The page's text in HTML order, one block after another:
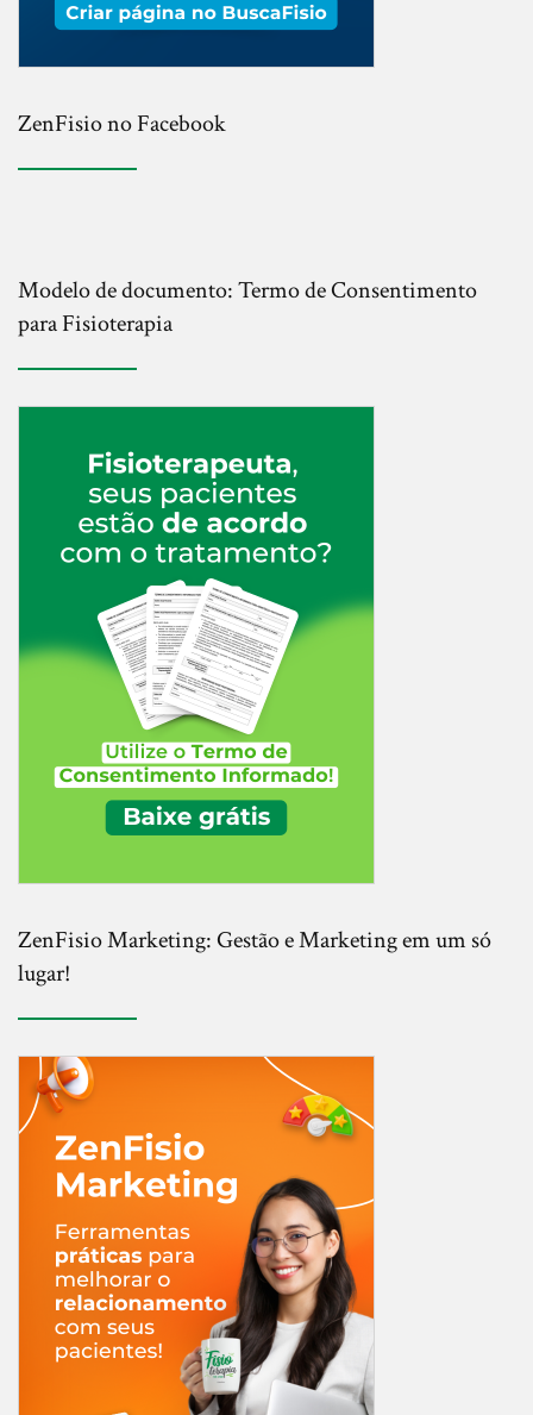
ZenFisio no Facebook
Modelo de documento: Termo de Consentimento
para Fisioterapia
ZenFisio Marketing: Gestão e Marketing em um só
lugar!